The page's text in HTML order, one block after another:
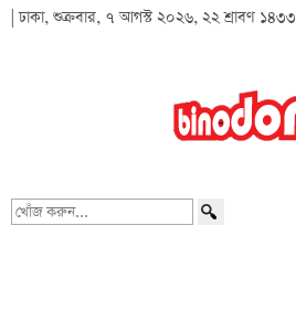
| ঢাকা, শুক্রবার, ৭ আগস্ট ২০২৬, ২২ শ্রাবণ ১৪৩৩
খোঁজ